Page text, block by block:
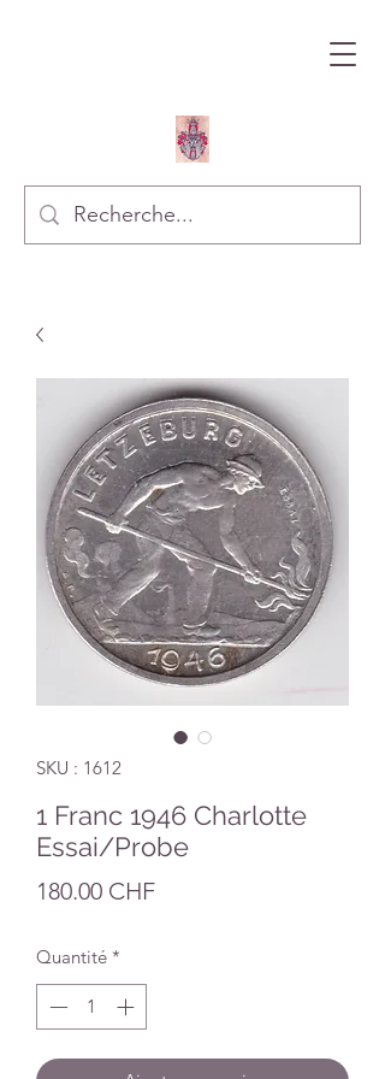
SKU : 1612
1 Franc 1946 Charlotte
Essai/Probe
180.00 CHFPrix
Quantité *